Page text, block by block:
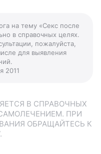
на тему «Секс после
в справочных целях.
пожалуйста,
для выявления
2011
В СПРАВОЧНЫХ
ПРИ
ОБРАЩАЙТЕСЬ К